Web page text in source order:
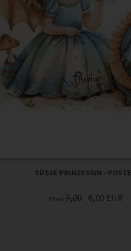
SÜSSE PRINZESSIN - POSTER
Preis 7,00 6,00 EUR